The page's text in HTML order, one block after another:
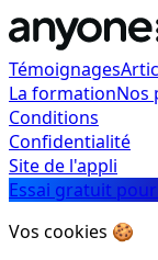
Témoignages
La formationNos
Conditions
Confidentialité
Site de l'appli
Essai gratuit
Vos cookies 🍪